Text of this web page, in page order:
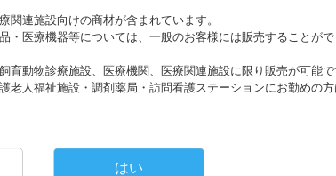
マート錠１００ｍｇ「アメ
カルバマゼピン錠２００ｍｇ
連施設向けの商材が含まれています。
医療機器等については、一般のお客様には販売することが
育動物診療施設、医療機関、医療関連施設に限り販売が可能で
人福祉施設・調剤薬局・訪問看護ステーションにお勤めの
はい